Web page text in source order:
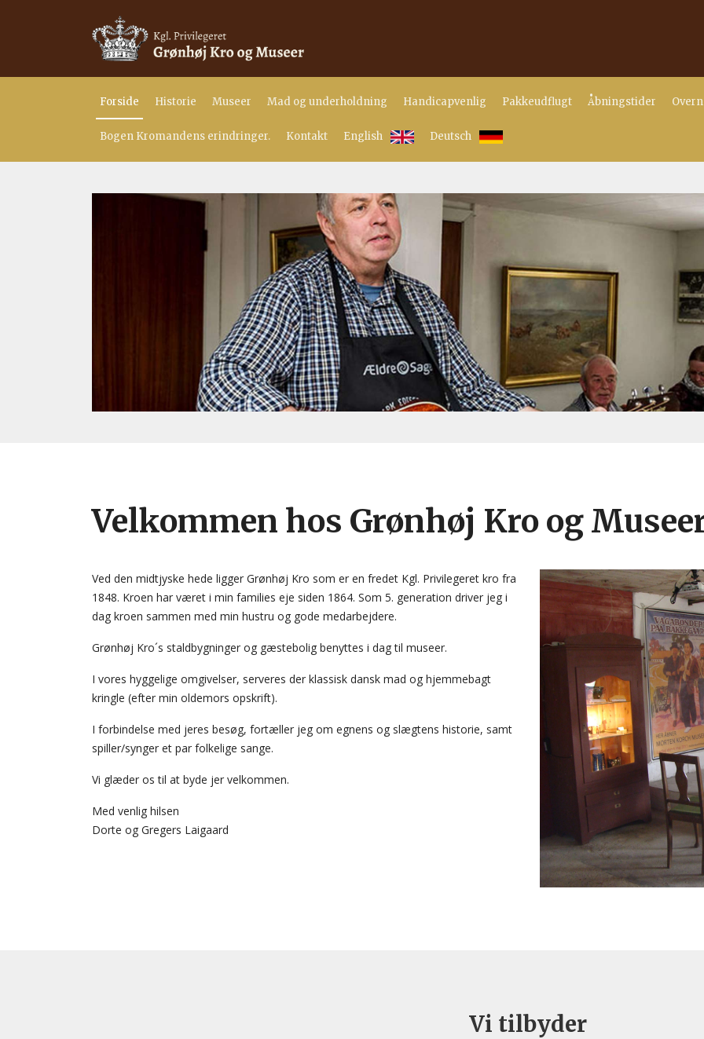
Forside Historie Museer Mad og underholdning Handicapvenlig Pakkeudflugt Åbningstider
Bogen Kromandens erindringer. Kontakt English Deutsch
Velkommen hos Grønhøj Kro og
Ved den midtjyske hede ligger Grønhøj Kro som er en fredet Kgl. Privilegeret kro fra
1848. Kroen har været i min families eje siden 1864. Som 5. generation driver jeg i
dag kroen sammen med min hustru og gode medarbejdere.
Grønhøj Kro´s staldbygninger og gæstebolig benyttes i dag til museer.
I vores hyggelige omgivelser, serveres der klassisk dansk mad og hjemmebagt
kringle (efter min oldemors opskrift).
I forbindelse med jeres besøg, fortæller jeg om egnens og slægtens historie, samt
spiller/synger et par folkelige sange.
Vi glæder os til at byde jer velkommen.
Med venlig hilsen
Dorte og Gregers Laigaard
Vi tilbyder